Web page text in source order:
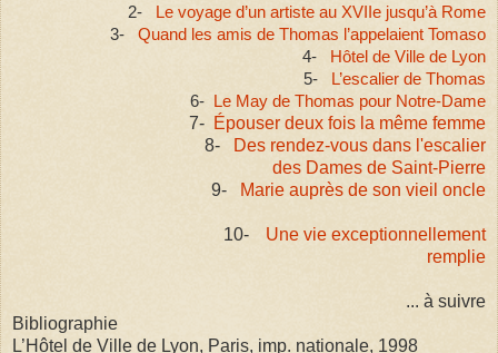
2-
Le voyage d’un artiste au XVIIe jusqu’à Rome
3- Quand les amis de Thomas l’appelaient Tomaso
4-
Hôtel de Ville de Lyon
5-
L’escalier de Thomas
6-
Le May de Thomas pour Notre-Dame
7- Épouser deux fois la même femme
8-
Des rendez-vous dans l'escalier
des Dames de Saint-Pierre
9-
Marie auprès de son vieil oncle
10-
Une vie exceptionnellement
remplie
... à suivre
Bibliographie
L’Hôtel de Ville de Lyon, Paris, imp. nationale, 1998